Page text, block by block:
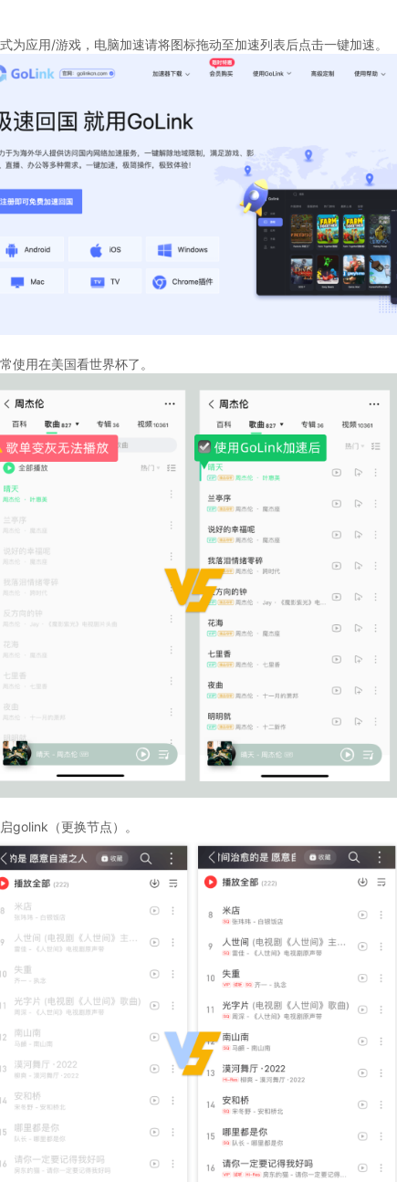
为应用/游戏，电脑加速请将图标拖动至加速列表后点击一键加速。
使用在美国看世界杯了。
golink（更换节点）。